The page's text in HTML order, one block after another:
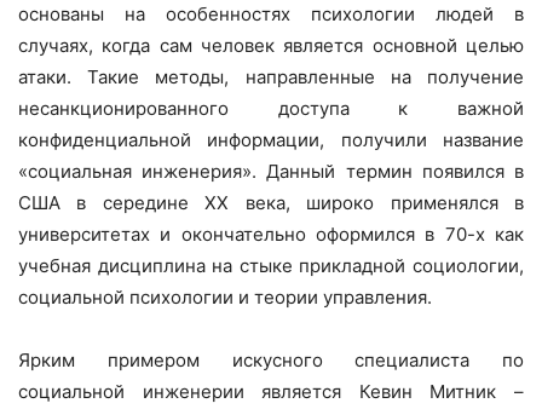
основаны на особенностях психологии людей в
случаях, когда сам человек является основной целью
атаки. Такие методы, направленные на получение
несанкционированного доступа к важной
конфиденциальной информации, получили название
«социальная инженерия». Данный термин появился в
США в середине ХХ века, широко применялся в
университетах и окончательно оформился в 70-х как
учебная дисциплина на стыке прикладной социологии,
социальной психологии и теории управления.
Ярким примером искусного специалиста по
социальной инженерии является Кевин Митник –